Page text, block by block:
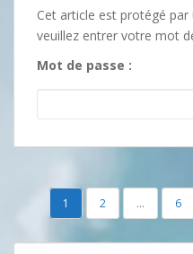
Cet article est protégé
veuillez entrer votre mot
Mot de passe :
NAVIGATION
1 2 … 6